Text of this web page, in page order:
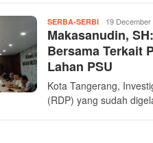
SERBA-SERBI 19 December
Makasanudin,
Bersama Terkait
Lahan PSU
Kota Tangerang,
(RDP) yang sudah